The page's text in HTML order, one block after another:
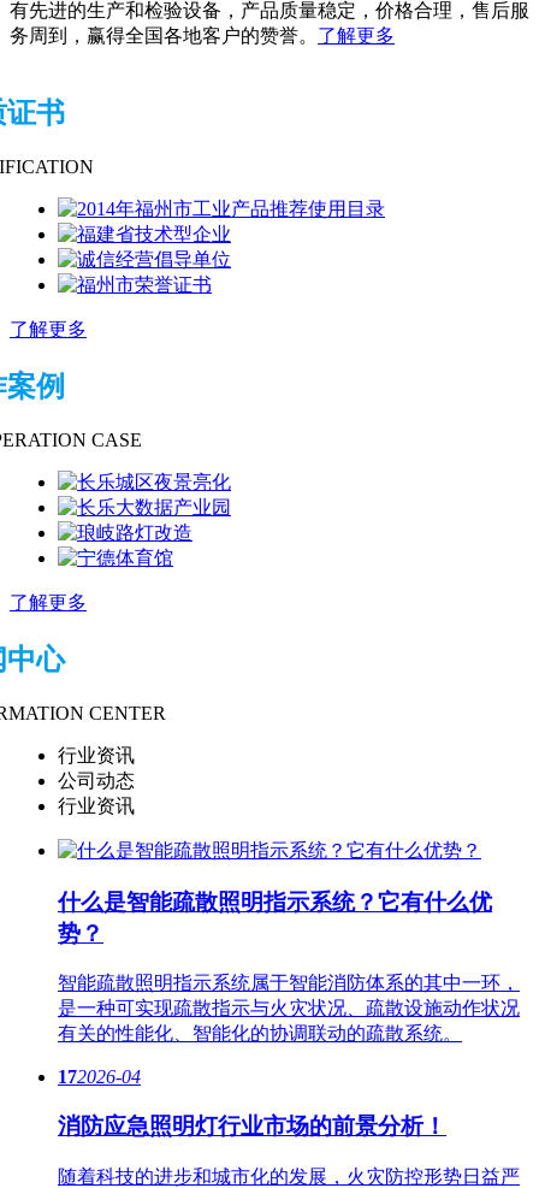
有先进的生产和检验设备，产品质量稳定，价格合理，售后服
务周到，赢得全国各地客户的赞誉。 了解更多
证书
了解更多
例
CASE
了解更多
中心
CENTER
行业资讯
公司动态
行业资讯
什么是智能疏散​照明指示系统？它有什么优
势？
智能疏散​照明指示系统属于智能消防体系的其中一环，
是一种可实现疏散指示与火灾状况、疏散设施动作状况
有关的性能化、智能化的协调联动的疏散系统。
172026-04
消防应急照明灯行业市场的前景分析！
随着科技的进步和城市化的发展，火灾防控形势日益严